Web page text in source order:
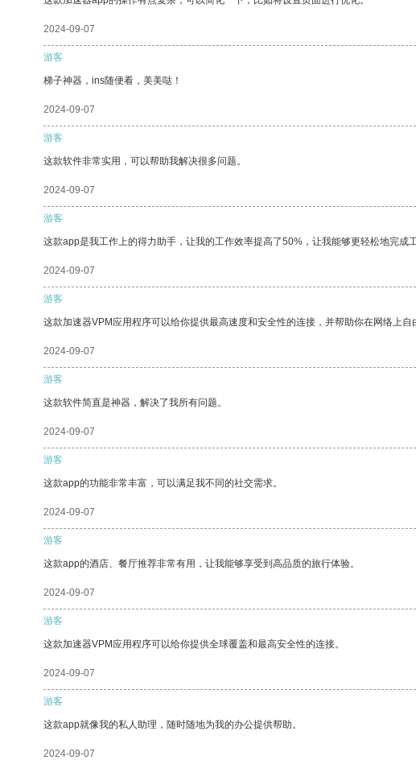
2024-09-07
游客
梯子神器，ins随便看，美美哒！
2024-09-07
游客
这款软件非常实用，可以帮助我解决很多问题。
2024-09-07
游客
这款app是我工作上的得力助手，让我的工作效率提高了50%，让我能够更轻松地完成工
2024-09-07
游客
这款加速器VPM应用程序可以给你提供最高速度和安全性的连接，并帮助你在网络上自
2024-09-07
游客
这款软件简直是神器，解决了我所有问题。
2024-09-07
游客
这款app的功能非常丰富，可以满足我不同的社交需求。
2024-09-07
游客
这款app的酒店、餐厅推荐非常有用，让我能够享受到高品质的旅行体验。
2024-09-07
游客
这款加速器VPM应用程序可以给你提供全球覆盖和最高安全性的连接。
2024-09-07
游客
这款app就像我的私人助理，随时随地为我的办公提供帮助。
2024-09-07